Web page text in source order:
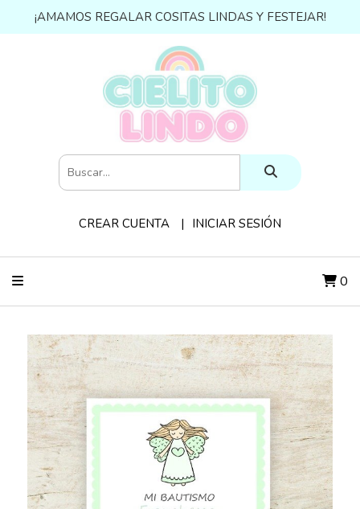
¡AMAMOS REGALAR COSITAS LINDAS Y FESTEJAR!
CREAR CUENTA INICIAR SESIÓN
0